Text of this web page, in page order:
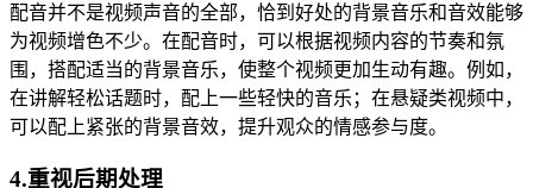
配音并不是视频声音的全部，恰到好处的背景音乐和音效能够
为视频增色不少。在配音时，可以根据视频内容的节奏和氛
围，搭配适当的背景音乐，使整个视频更加生动有趣。例如，
在讲解轻松话题时，配上一些轻快的音乐；在悬疑类视频中，
可以配上紧张的背景音效，提升观众的情感参与度。
4.重视后期处理